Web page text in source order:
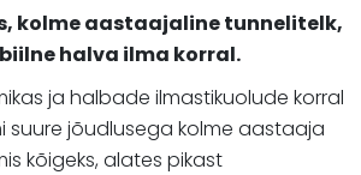
kolme aastaajaline tunnelitelk,
halva ilma korral.
ja halbade ilmastikuolude korral
suure jõudlusega kolme aastaaja
kõigeks, alates pikast